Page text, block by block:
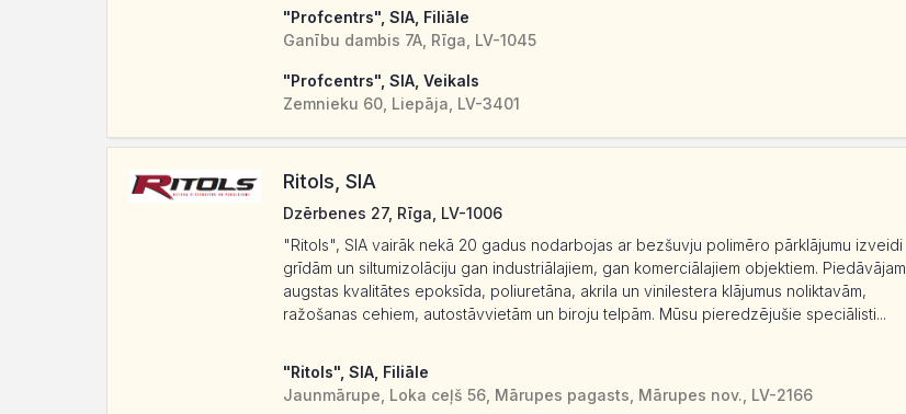
"Profcentrs", SIA, Filiāle
Ganību dambis 7A, Rīga, LV-1045
"Profcentrs", SIA, Veikals
Zemnieku 60, Liepāja, LV-3401
Ritols, SIA
Dzērbenes 27, Rīga, LV-1006
"Ritols", SIA vairāk nekā 20 gadus nodarbojas ar bezšuvju polimēro pārklājumu izveidi
grīdām un siltumizolāciju gan industriālajiem, gan komerciālajiem objektiem. Piedāvājam
augstas kvalitātes epoksīda, poliuretāna, akrila un vinilestera klājumus noliktavām,
ražošanas cehiem, autostāvvietām un biroju telpām. Mūsu pieredzējušie speciālisti...
"Ritols", SIA, Filiāle
Jaunmārupe, Loka ceļš 56, Mārupes pagasts, Mārupes nov., LV-2166